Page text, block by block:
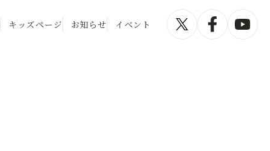
キッズページ お知らせ イベント